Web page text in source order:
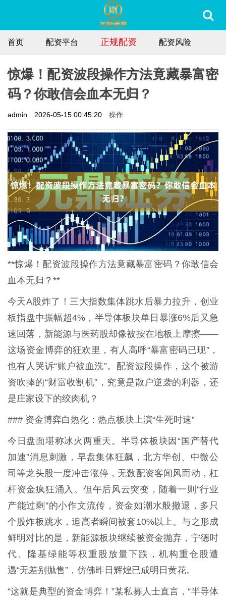
首页 配资平台 正规配资 配资风险
惊爆！配资波段操作方法竟藏暴富密
码？你敢信会血本无归？
admin 2026-05-15 00:45:20 操作
**惊爆！配资波段操作方法竟藏暴富密码？你敢信会
血本无归？**
今天A股炸了！三大指数集体跳水后暴力拉升，创业
板指盘中振幅超4%，半导体板块单日暴涨6%后又急
速回落，新能源与医药股却像被按在地板上摩擦——
这场资金博弈的狂欢里，有人高呼“暴富密码已现”，
也有人哭诉“账户被血洗”。配资波段操作，这个被游
资吹捧的“财富收割机”，究竟是散户逆袭的利器，还
是庄家设下的绞肉机？
### 资金博弈白热化：热点板块上演“生死时速”
今日盘面堪称冰火两重天。半导体板块因“国产替代
加速”消息刺激，早盘集体狂飙，北方华创、中微公
司等龙头股一度冲击涨停，无数配资客闻风而动，杠
杆资金疯狂涌入。但午后风云突变，随着一则“行业
产能过剩”的小作文流传，资金如潮水般撤退，多只
个股炸板跳水，追高者瞬间被套10%以上。与之形成
鲜明对比的是，新能源板块继续被资金抛弃，宁德时
代、隆基绿能等权重股放量下跌，机构重仓股遭
遇“无差别抛售”，仿佛昨日辉煌已成明日黄花。
“这就是典型的资金博弈！”某私募人士直言，“半导体